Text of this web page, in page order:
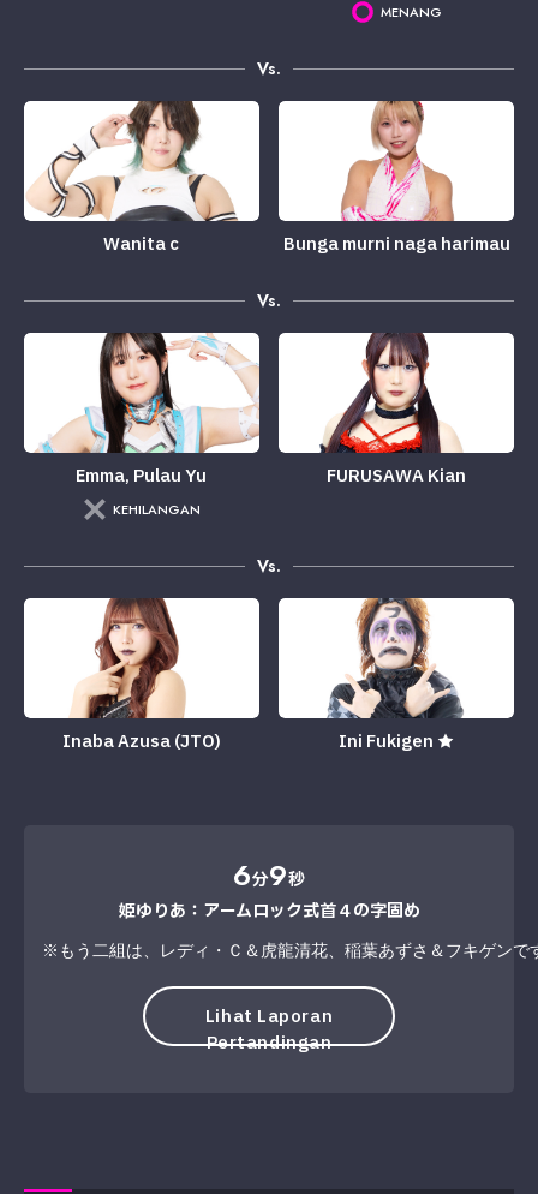
MENANG
Vs.
Wanita c Bunga murni naga harimau
Vs.
Emma, ​​Pulau Yu
KEHILANGAN
FURUSAWA Kian
Vs.
Inaba Azusa (JTO) Ini Fukigen ★
6分9秒
姫ゆりあ：アームロック式首４の字固め
※もう二組は、レディ・Ｃ＆虎龍清花、稲葉あずさ＆フキゲンで
Lihat Laporan
Pertandingan